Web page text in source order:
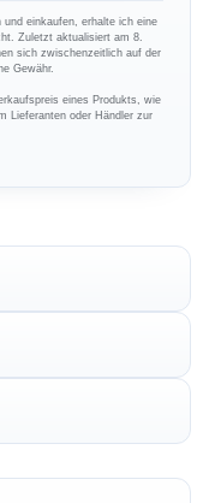
einkaufen, erhalte ich eine
Zuletzt aktualisiert am 8.
sich zwischenzeitlich auf der
Gewähr.
eines Produkts, wie
Lieferanten oder Händler zur